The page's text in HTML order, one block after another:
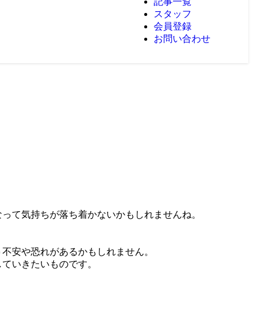
スタッフ
会員登録
お問い合わせ
て気持ちが落ち着かないかもしれませんね。
や恐れがあるかもしれません。
いきたいものです。